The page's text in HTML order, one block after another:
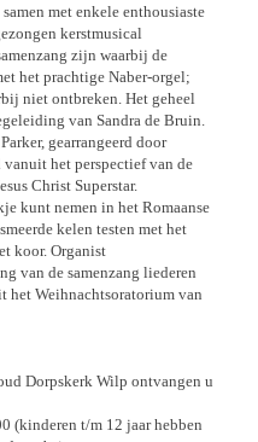
met enkele enthousiaste
kerstmusical
zijn waarbij de
het prachtige Naber-orgel;
niet ontbreken. Het geheel
van Sandra de Bruin.
gearrangeerd door
het perspectief van de
Christ Superstar.
kunt nemen in het Romaanse
kelen testen met het
koor. Organist
van de samenzang liederen
het Weihnachtsoratorium van
Dorpskerk Wilp ontvangen u
(kinderen t/m 12 jaar hebben